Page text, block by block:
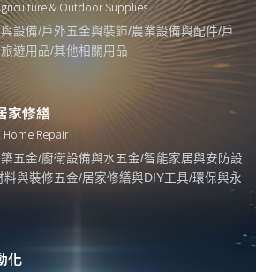
& Outdoor Supplies
設備/戶外五金與裝飾/農業設備與配件/戶
遊用品/其他相關用品
家修繕
Home Repair
五金/廚衛設備與水五金/智能家居與安防設
料與裝修五金/居家修繕與DIY工具/環保與永
化